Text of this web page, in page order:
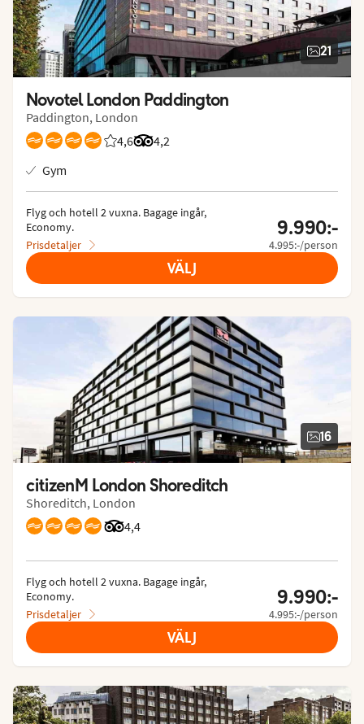
21
Novotel London Paddington
Paddington, London
4,6
Betyg från Vings gäster: 4.625/5
4,2
Betyg från Tripadvisor: 4.2 of 5
Gym
Flyg och hotell 2 vuxna. Bagage ingår,
Economy.
Prisdetaljer
9.990:-
4.995:-/person
VÄLJ
16
citizenM London Shoreditch
Shoreditch, London
4,4
Betyg från Tripadvisor: 4.4 of 5
Flyg och hotell 2 vuxna. Bagage ingår,
Economy.
Prisdetaljer
9.990:-
4.995:-/person
VÄLJ